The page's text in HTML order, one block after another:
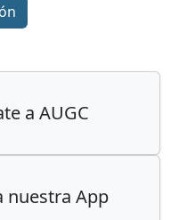
a AUGC
nuestra App